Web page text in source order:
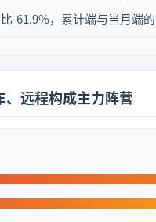
-61.9%，累计端与当月端
远程构成主力阵营